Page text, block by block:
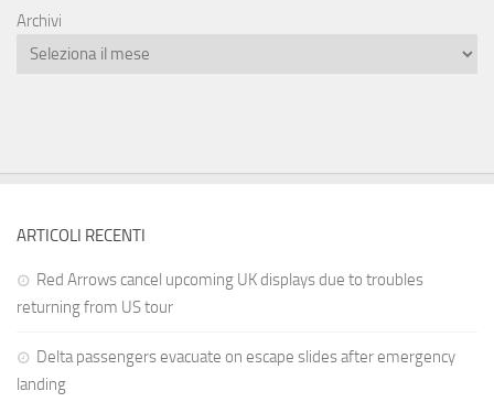
Archivi
ARTICOLI RECENTI
Red Arrows cancel upcoming UK displays due to troubles
returning from US tour
Delta passengers evacuate on escape slides after emergency
landing